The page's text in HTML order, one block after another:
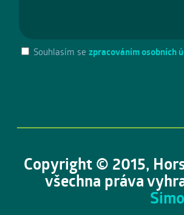
Souhlasím se zpracováním osobních
Copyright © 2015,
všechna práva